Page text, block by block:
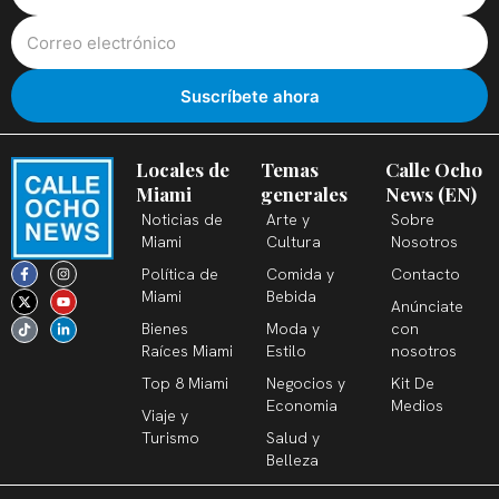
F
a
c
e
b
o
o
I
n
s
t
a
g
r
X
-
t
w
i
t
t
Y
o
u
t
u
b
e
T
i
k
t
o
k
L
i
n
k
e
d
i
Locales de
Miami
Noticias de
Miami
Política de
Miami
Bienes
Raíces Miami
Top 8 Miami
Viaje y
Turismo
Temas
generales
Arte y
Cultura
Comida y
Bebida
Moda y
Estilo
Negocios y
Economia
Salud y
Belleza
Calle Ocho
News (EN)
Sobre
Nosotros
Contacto
Anúnciate
con
nosotros
Kit De
Medios